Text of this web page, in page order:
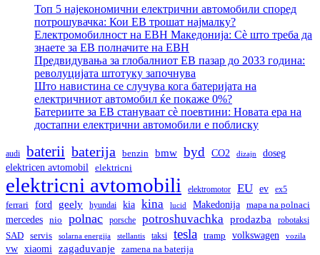
Топ 5 најекономични електрични автомобили според
потрошувачка: Кои ЕВ трошат најмалку?
Електромобилност на ЕВН Македонија: Сè што треба да
знаете за ЕВ полначите на ЕВН
Предвидувања за глобалниот ЕВ пазар до 2033 година:
револуцијата штотуку започнува
Што навистина се случува кога батеријата на
електричниот автомобил ќе покаже 0%?
Батериите за ЕВ стануваат сè поевтини: Новата ера на
достапни електрични автомобили е поблиску
audi baterii baterija benzin bmw byd CO2 dizajn doseg
elektricen avtomobil elektricni
elektricni avtomobili elektromotor EU ev
ex5
ferrari
ford geely hyundai kia kina lucid Makedonija mapa na polnaci
mercedes nio polnac porsche potroshuvachka prodazba
robotaksi
SAD
servis solarna energija stellantis taksi tesla tramp volkswagen vozila
vw xiaomi zagaduvanje zamena na baterija